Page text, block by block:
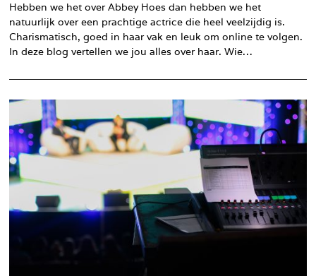
Hebben we het over Abbey Hoes dan hebben we het
natuurlijk over een prachtige actrice die heel veelzijdig is.
Charismatisch, goed in haar vak en leuk om online te volgen.
In deze blog vertellen we jou alles over haar. Wie…